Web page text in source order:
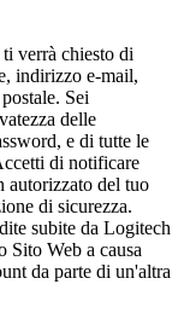
verrà chiesto di
indirizzo e-mail,
Sei
delle
e di tutte le
di notificare
autorizzato del tuo
di sicurezza.
subite da Logitech
Sito Web a causa
da parte di un'altra